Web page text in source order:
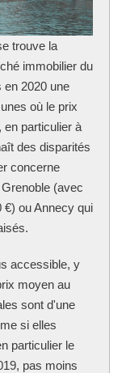
trouve la
immobilier du
en 2020 une
où le prix
, en particulier à
des disparités
concerne
(avec
€) ou Annecy qui
accessible, y
moyen au
sont d'une
si elles
particulier le
pas moins